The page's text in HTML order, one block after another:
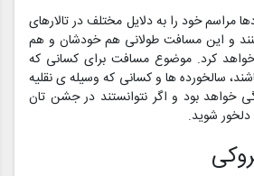
مراسم خود را به دلایل مختلف در تالارهای
و این مسافت طولانی هم خودشان و هم
کرد. موضوع مسافت برای کسانی که
سالخورده ها و کسانی که وسیله ی نقلیه
خواهد بود و اگر نتوانستند در جشن تان
دلخور شوید.